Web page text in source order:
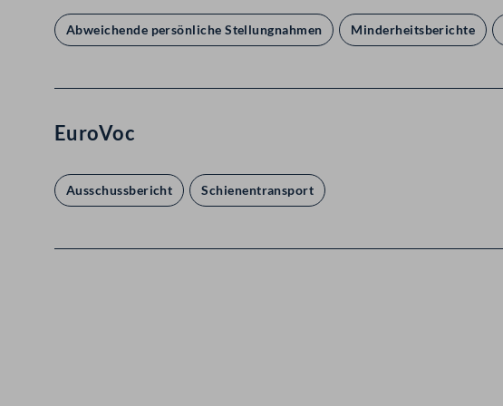
Abweichende persönliche Stellungnahmen Minderheitsberichte
EuroVoc
Ausschussbericht Schienentransport